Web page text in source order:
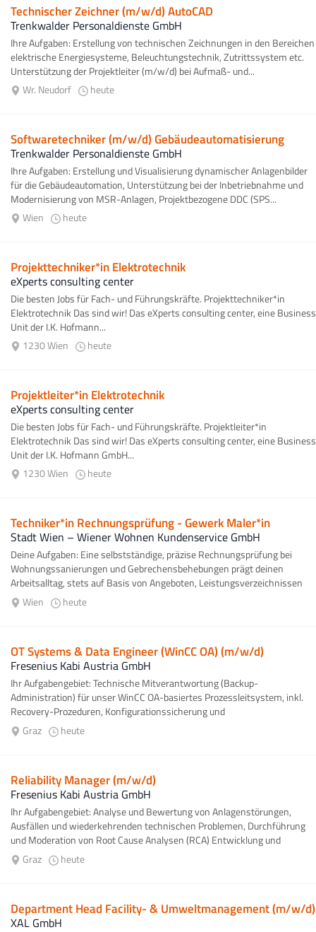
Technischer Zeichner (m/w/d) AutoCAD
Trenkwalder Personaldienste GmbH
Ihre Aufgaben: Erstellung von technischen Zeichnungen in den Bereichen
elektrische Energiesysteme, Beleuchtungstechnik, Zutrittssystem etc.
Unterstützung der Projektleiter (m/w/d) bei Aufmaß- und...
Wr. Neudorf
heute
Softwaretechniker (m/w/d) Gebäudeautomatisierung
Trenkwalder Personaldienste GmbH
Ihre Aufgaben: Erstellung und Visualisierung dynamischer Anlagenbilder
für die Gebäudeautomation, Unterstützung bei der Inbetriebnahme und
Modernisierung von MSR-Anlagen, Projektbezogene DDC (SPS...
Wien
heute
Projekttechniker*in Elektrotechnik
eXperts consulting center
Die besten Jobs für Fach- und Führungskräfte. Projekttechniker*in
Elektrotechnik Das sind wir! Das eXperts consulting center, eine Business
Unit der I.K. Hofmann...
1230 Wien
heute
Projektleiter*in Elektrotechnik
eXperts consulting center
Die besten Jobs für Fach- und Führungskräfte. Projektleiter*in
Elektrotechnik Das sind wir! Das eXperts consulting center, eine Business
Unit der I.K. Hofmann GmbH...
1230 Wien
heute
Techniker*in Rechnungsprüfung - Gewerk Maler*in
Stadt Wien – Wiener Wohnen Kundenservice GmbH
Deine Aufgaben: Eine selbstständige, präzise Rechnungsprüfung bei
Wohnungssanierungen und Gebrechensbehebungen prägt deinen
Arbeitsalltag, stets auf Basis von Angeboten, Leistungsverzeichnissen
sowie relevanten...
Wien heute
OT Systems & Data Engineer (WinCC OA) (m/w/d)
Fresenius Kabi Austria GmbH
Ihr Aufgabengebiet: Technische Mitverantwortung (Backup-
Administration) für unser WinCC OA-basiertes Prozessleitsystem, inkl.
Recovery-Prozeduren, Konfigurationssicherung und
Systemdokumentation, Aufbau und Betrieb...
Graz heute
Reliability Manager (m/w/d)
Fresenius Kabi Austria GmbH
Ihr Aufgabengebiet: Analyse und Bewertung von Anlagenstörungen,
Ausfällen und wiederkehrenden technischen Problemen, Durchführung
und Moderation von Root Cause Analysen (RCA) Entwicklung und
Umsetzung nachhaltiger...
Graz heute
Department Head Facility- & Umweltmanagement (m/w/d)
XAL GmbH